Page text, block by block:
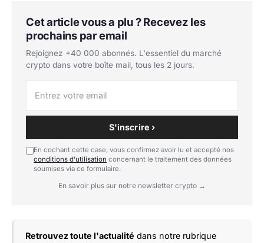
Cet article vous a plu ? Recevez les
prochains par email
Rejoignez +40 000 abonnés. L'essentiel du marché
crypto dans votre boîte mail, tous les 2 jours.
S'inscrire ›
En cochant cette case, vous confirmez avoir lu et accepté nos
conditions d'utilisation concernant le traitement des données
soumises via ce formulaire.
En savoir plus sur notre newsletter crypto →
Retrouvez toute l'actualité dans notre rubrique